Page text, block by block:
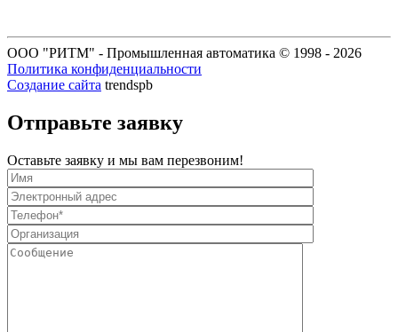
ООО "РИТМ" - Промышленная автоматика © 1998 - 2026
Политика конфиденциальности
Создание сайта trendspb
Отправьте заявку
Оставьте заявку и мы вам перезвоним!